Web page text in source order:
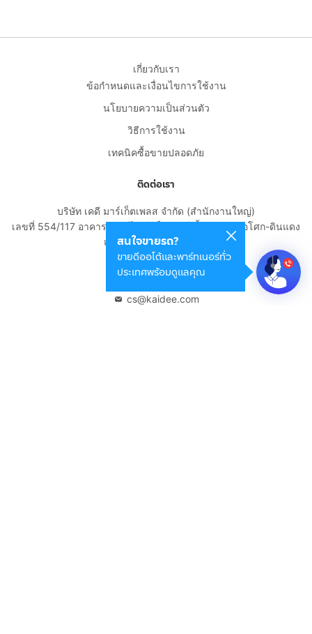
สนใจขายรถ?
ขายดีออโต้และพาร์ทเนอร์ทั่ว
ประเทศพร้อมดูแลคุณ
เกี่ยวกับเรา
ข้อกำหนดและเงื่อนไขการใช้งาน
นโยบายความเป็นส่วนตัว
วิธีการใช้งาน
เทคนิคซื้อขายปลอดภัย
ติดต่อเรา
บริษัท เคดี มาร์เก็ตเพลส จำกัด (สำนักงานใหญ่)
เลขที่ 554/117 อาคารสกายไนน์ เซ็นเตอร์ ชั้น 22 ถนนอโศก-ดินแดง
แขวงดินแดง เขตดินแดง
กรุงเทพมหานคร 10400
cs@kaidee.com